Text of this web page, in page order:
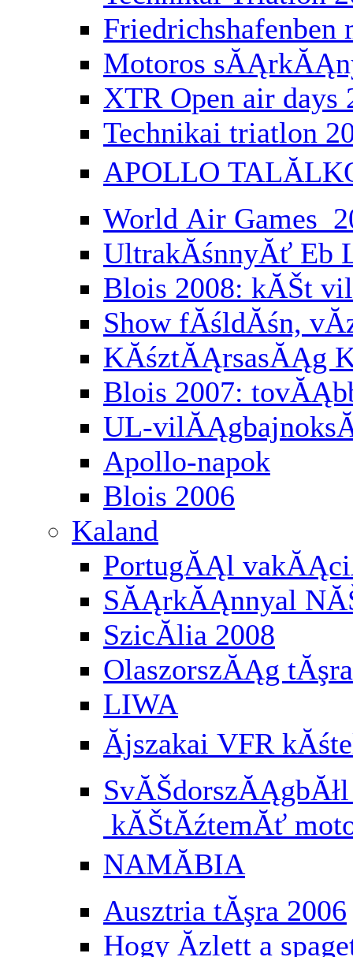
Motoros
XTR Open air days
Technikai triatlon
APOLLO
World Air Games
UltrakĂśnnyĂť Eb
Blois 2008: kĂŠt
Show fĂśldĂśn,
KĂśztĂĄrsasĂĄg
Blois 2007:
UL-
Apollo-napok
Blois 2006
Kaland
PortugĂĄl
SĂĄrkĂĄnnyal
SzicĂ­lia 2008
OlaszorszĂĄg
LIWA
Ăjszakai VFR
kĂŠtĂźtemĂť
NAMĂBIA
Ausztria tĂşra 2006
Hogy Ă­zlett a